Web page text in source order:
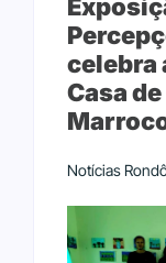
celebra
Casa
Notícias